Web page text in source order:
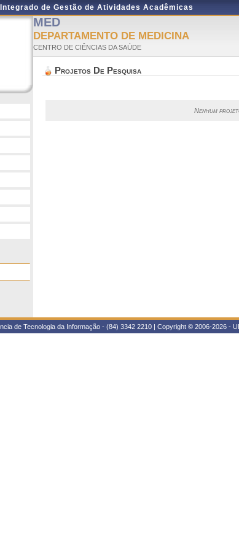
de Gestão de Atividades Acadêmicas
MED
DEPARTAMENTO DE MEDICINA
CENTRO DE CIÊNCIAS DA SAÚDE
Projetos De Pesquisa
Nenhum
de Tecnologia da Informação - (84) 3342 2210 | Copyright © 2006-2026 -